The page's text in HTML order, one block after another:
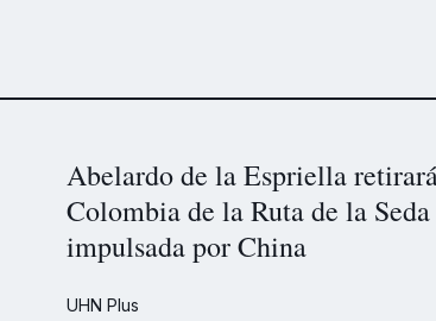
Abelardo de la Espriella
Colombia de la Ruta de la Seda
impulsada por China
UHN Plus